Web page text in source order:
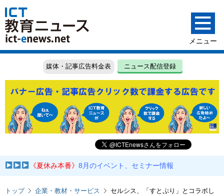
媒体・記事広告料金表 ニュース配信登録
《夏休み本番》8月のイベント、セミナー情報
トップ 企業・教材・サービス
セルシス、「すとぷり」とコラボし